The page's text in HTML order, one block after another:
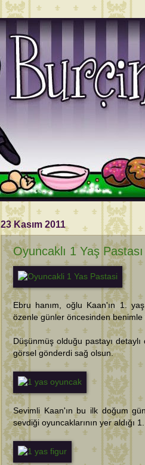
23 Kasım 2011
Oyuncaklı 1 Yaş Pastası
Ebru hanım, oğlu Kaan'ın 1.
özenle günler öncesinden benimle
Düşünmüş olduğu pastayı
görsel gönderdi sağ olsun.
Sevimli Kaan'ın bu ilk doğum
sevdiği oyuncaklarının yer aldığı